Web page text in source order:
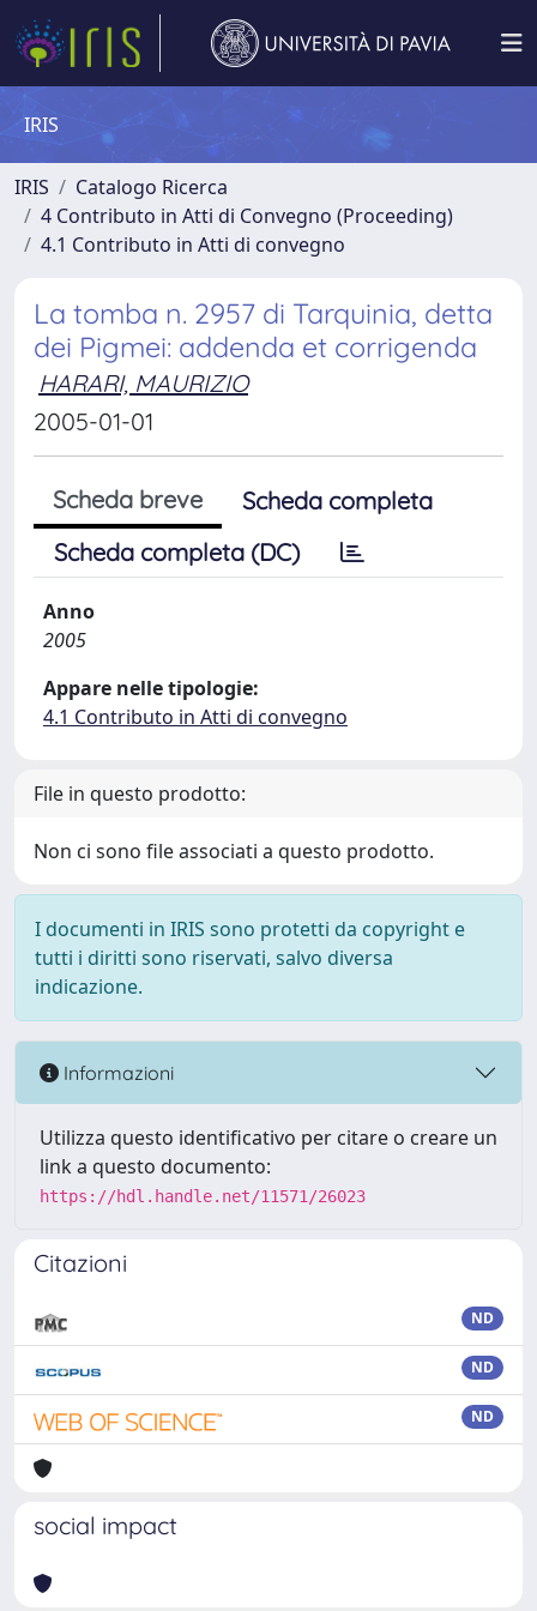
IRIS
IRIS
Catalogo Ricerca
4 Contributo in Atti di Convegno (Proceeding)
4.1 Contributo in Atti di convegno
La tomba n. 2957 di Tarquinia, detta
dei Pigmei: addenda et corrigenda
HARARI, MAURIZIO
2005-01-01
Scheda breve
Scheda completa
Scheda completa (DC)
Anno
2005
Appare nelle tipologie:
4.1 Contributo in Atti di convegno
File in questo prodotto:
Non ci sono file associati a questo prodotto.
I documenti in IRIS sono protetti da copyright e
tutti i diritti sono riservati, salvo diversa
indicazione.
Informazioni
Utilizza questo identificativo per citare o creare un
link a questo documento:
https://hdl.handle.net/11571/26023
Citazioni
ND
ND
ND
social impact